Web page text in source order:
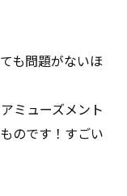
も問題がないほ
ミューズメント
のです！すごい